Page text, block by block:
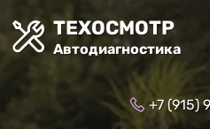
ТЕХОСМОТР
Автодиагностика
+7 (915)